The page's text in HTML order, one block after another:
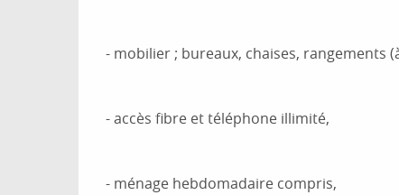
- mobilier ; bureaux, chaises, rangements
- accès fibre et téléphone illimité,
- ménage hebdomadaire compris,